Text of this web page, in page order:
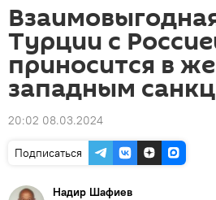
Турции с
приносится в
западным
20:02 08.03.2024
Подписаться
Надир Шафиев